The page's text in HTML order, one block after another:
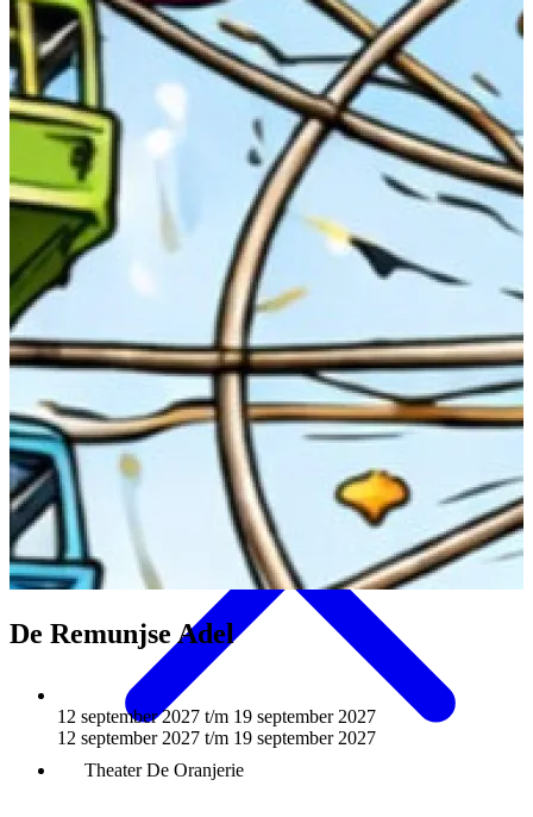
De Remunjse Adel
12 september 2027 t/m 19 september 2027
12 september 2027 t/m 19 september 2027
Theater De Oranjerie